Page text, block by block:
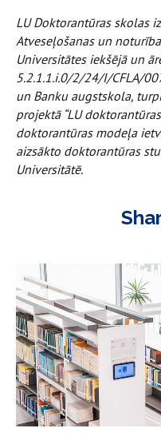
LU Doktorantūras skolas
Atveseļošanas un
Universitātes iekšējā un
5.2.1.1.i.0/2/24/I/CFLA/
un Banku augstskola,
projektā “LU
doktorantūras modeļa
aizsākto doktorantūras
Universitātē.